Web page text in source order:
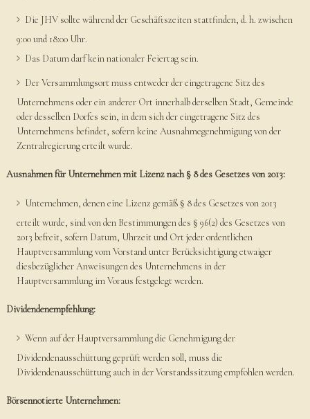
Die JHV sollte während der Geschäftszeiten stattfinden, d. h. zwischen
9:00 und 18:00 Uhr.
Das Datum darf kein nationaler Feiertag sein.
Der Versammlungsort muss entweder der eingetragene Sitz des
Unternehmens oder ein anderer Ort innerhalb derselben Stadt, Gemeinde
oder desselben Dorfes sein, in dem sich der eingetragene Sitz des
Unternehmens befindet, sofern keine Ausnahmegenehmigung von der
Zentralregierung erteilt wurde.
Ausnahmen für Unternehmen mit Lizenz nach § 8 des Gesetzes von 2013:
Unternehmen, denen eine Lizenz gemäß § 8 des Gesetzes von 2013
erteilt wurde, sind von den Bestimmungen des § 96(2) des Gesetzes von
2013 befreit, sofern Datum, Uhrzeit und Ort jeder ordentlichen
Hauptversammlung vom Vorstand unter Berücksichtigung etwaiger
diesbezüglicher Anweisungen des Unternehmens in der
Hauptversammlung im Voraus festgelegt werden.
Dividendenempfehlung:
Wenn auf der Hauptversammlung die Genehmigung der
Dividendenausschüttung geprüft werden soll, muss die
Dividendenausschüttung auch in der Vorstandssitzung empfohlen werden.
Börsennotierte Unternehmen: